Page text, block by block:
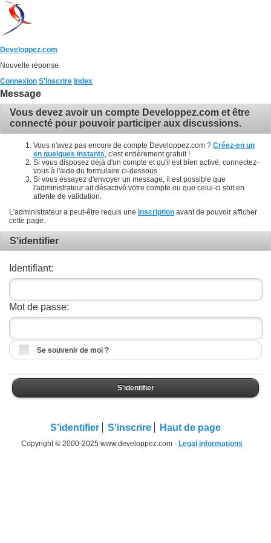
Developpez.com
Nouvelle réponse
Connexion S'inscrire Index
Message
Vous devez avoir un compte Developpez.com et être
connecté pour pouvoir participer aux discussions.
Vous n'avez pas encore de compte Developpez.com ? Créez-en un
en quelques instants , c'est entièrement gratuit !
Si vous disposez déjà d'un compte et qu'il est bien activé, connectez-
vous à l'aide du formulaire ci-dessous.
Si vous essayez d'envoyer un message, il est possible que
l'administrateur ait désactivé votre compte ou que celui-ci soit en
attente de validation.
L'administrateur a peut-être requis une inscription avant de pouvoir afficher
cette page.
S'identifier
Identifiant:
Mot de passe:
Se souvenir de moi ?
S'identifier
S'identifier S'inscrire Haut de page
Copyright © 2000-2025 www.developpez.com - Legal informations